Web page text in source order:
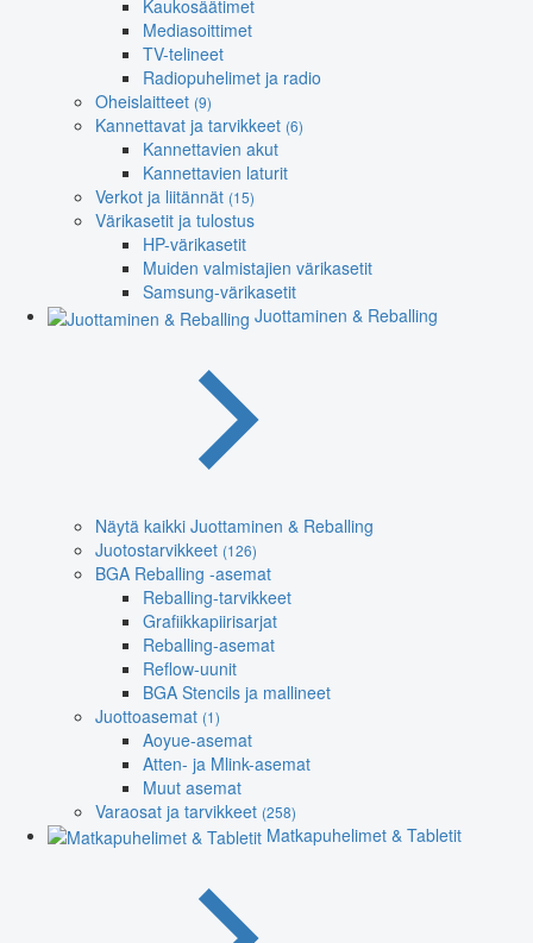
Kaukosäätimet
Mediasoittimet
TV-telineet
Radiopuhelimet ja radio
Oheislaitteet (9)
Kannettavat ja tarvikkeet (6)
Kannettavien akut
Kannettavien laturit
Verkot ja liitännät (15)
Värikasetit ja tulostus
HP-värikasetit
Muiden valmistajien värikasetit
Samsung-värikasetit
Juottaminen & Reballing
Näytä kaikki Juottaminen & Reballing
Juotostarvikkeet (126)
BGA Reballing -asemat
Reballing-tarvikkeet
Grafiikkapiirisarjat
Reballing-asemat
Reflow-uunit
BGA Stencils ja mallineet
Juottoasemat (1)
Aoyue-asemat
Atten- ja Mlink-asemat
Muut asemat
Varaosat ja tarvikkeet (258)
Matkapuhelimet & Tabletit